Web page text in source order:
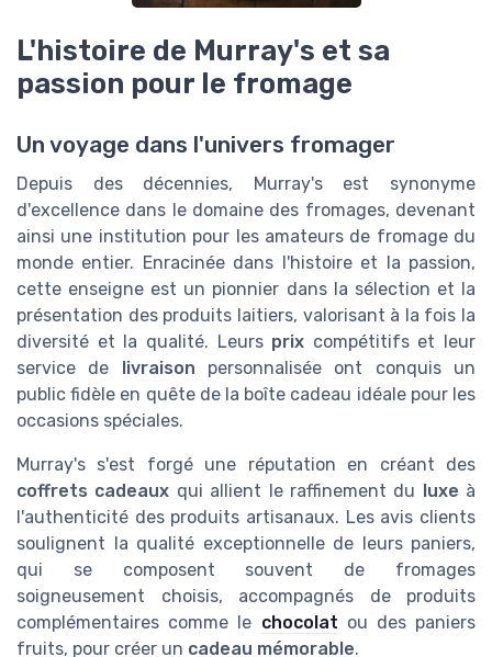
L'histoire de Murray's et sa
passion pour le fromage
Un voyage dans l'univers fromager
Depuis des décennies, Murray's est synonyme
d'excellence dans le domaine des fromages, devenant
ainsi une institution pour les amateurs de fromage du
monde entier. Enracinée dans l'histoire et la passion,
cette enseigne est un pionnier dans la sélection et la
présentation des produits laitiers, valorisant à la fois la
diversité et la qualité. Leurs prix compétitifs et leur
service de livraison personnalisée ont conquis un
public fidèle en quête de la boîte cadeau idéale pour les
occasions spéciales.
Murray's s'est forgé une réputation en créant des
coffrets cadeaux qui allient le raffinement du luxe à
l'authenticité des produits artisanaux. Les avis clients
soulignent la qualité exceptionnelle de leurs paniers,
qui se composent souvent de fromages
soigneusement choisis, accompagnés de produits
complémentaires comme le chocolat ou des paniers
fruits, pour créer un cadeau mémorable.